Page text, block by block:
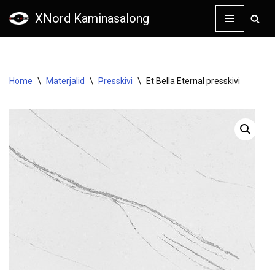
XNord Kaminasalong
Home \ Materjalid \ Presskivi \ Et Bella Eternal presskivi